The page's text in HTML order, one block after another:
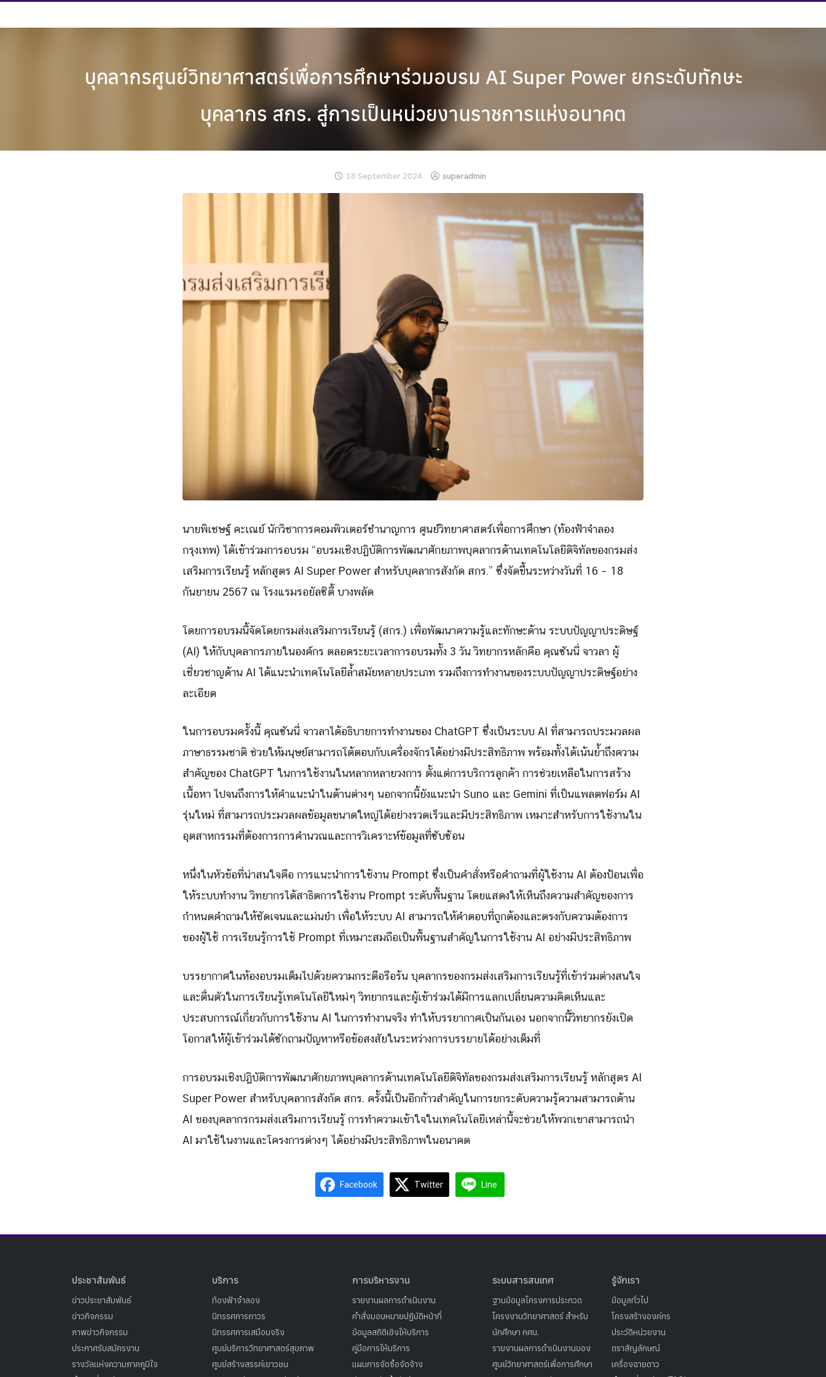
to
Search
for:
Search
บุคลากรศูนย์วิทยาศาสตร์เพื่อการศึกษาร่วมอบรม AI Super Power ยกระดับทักษะ
บุคลากร สกร. สู่การเป็นหน่วยงานราชการแห่งอนาคต
18 September 2024 superadmin
นายพิเชษฐ์ คะเณย์ นักวิชาการคอมพิวเตอร์ชำนาญการ ศูนย์วิทยาศาสตร์เพื่อการศึกษา (ท้องฟ้าจำลอง
กรุงเทพ) ได้เข้าร่วมการอบรม “อบรมเชิงปฏิบัติการพัฒนาศักยภาพบุคลากรด้านเทคโนโลยีดิจิทัลของกรมส่ง
เสริมการเรียนรู้ หลักสูตร AI Super Power สำหรับบุคลากรสังกัด สกร.” ซึ่งจัดขึ้นระหว่างวันที่ 16 – 18
กันยายน 2567 ณ โรงแรมรอยัลซิตี้ บางพลัด
โดยการอบรมนี้จัดโดยกรมส่งเสริมการเรียนรู้ (สกร.) เพื่อพัฒนาความรู้และทักษะด้าน ระบบปัญญาประดิษฐ์
(AI) ให้กับบุคลากรภายในองค์กร ตลอดระยะเวลาการอบรมทั้ง 3 วัน วิทยากรหลักคือ คุณซันนี่ จาวลา ผู้
เชี่ยวชาญด้าน AI ได้แนะนำเทคโนโลยีล้ำสมัยหลายประเภท รวมถึงการทำงานของระบบปัญญาประดิษฐ์อย่าง
ละเอียด
ในการอบรมครั้งนี้ คุณซันนี่ จาวลาได้อธิบายการทำงานของ ChatGPT ซึ่งเป็นระบบ AI ที่สามารถประมวลผล
ภาษาธรรมชาติ ช่วยให้มนุษย์สามารถโต้ตอบกับเครื่องจักรได้อย่างมีประสิทธิภาพ พร้อมทั้งได้เน้นย้ำถึงความ
สำคัญของ ChatGPT ในการใช้งานในหลากหลายวงการ ตั้งแต่การบริการลูกค้า การช่วยเหลือในการสร้าง
เนื้อหา ไปจนถึงการให้คำแนะนำในด้านต่างๆ นอกจากนี้ยังแนะนำ Suno และ Gemini ที่เป็นแพลตฟอร์ม AI
รุ่นใหม่ ที่สามารถประมวลผลข้อมูลขนาดใหญ่ได้อย่างรวดเร็วและมีประสิทธิภาพ เหมาะสำหรับการใช้งานใน
อุตสาหกรรมที่ต้องการการคำนวณและการวิเคราะห์ข้อมูลที่ซับซ้อน
หนึ่งในหัวข้อที่น่าสนใจคือ การแนะนำการใช้งาน Prompt ซึ่งเป็นคำสั่งหรือคำถามที่ผู้ใช้งาน AI ต้องป้อนเพื่อ
ให้ระบบทำงาน วิทยากรได้สาธิตการใช้งาน Prompt ระดับพื้นฐาน โดยแสดงให้เห็นถึงความสำคัญของการ
กำหนดคำถามให้ชัดเจนและแม่นยำ เพื่อให้ระบบ AI สามารถให้คำตอบที่ถูกต้องและตรงกับความต้องการ
ของผู้ใช้ การเรียนรู้การใช้ Prompt ที่เหมาะสมถือเป็นพื้นฐานสำคัญในการใช้งาน AI อย่างมีประสิทธิภาพ
บรรยากาศในห้องอบรมเต็มไปด้วยความกระตือรือร้น บุคลากรของกรมส่งเสริมการเรียนรู้ที่เข้าร่วมต่างสนใจ
และตื่นตัวในการเรียนรู้เทคโนโลยีใหม่ๆ วิทยากรและผู้เข้าร่วมได้มีการแลกเปลี่ยนความคิดเห็นและ
ประสบการณ์เกี่ยวกับการใช้งาน AI ในการทำงานจริง ทำให้บรรยากาศเป็นกันเอง นอกจากนี้วิทยากรยังเปิด
โอกาสให้ผู้เข้าร่วมได้ซักถามปัญหาหรือข้อสงสัยในระหว่างการบรรยายได้อย่างเต็มที่
การอบรมเชิงปฏิบัติการพัฒนาศักยภาพบุคลากรด้านเทคโนโลยีดิจิทัลของกรมส่งเสริมการเรียนรู้ หลักสูตร AI
Super Power สำหรับบุคลากรสังกัด สกร. ครั้งนี้เป็นอีกก้าวสำคัญในการยกระดับความรู้ความสามารถด้าน
AI ของบุคลากรกรมส่งเสริมการเรียนรู้ การทำความเข้าใจในเทคโนโลยีเหล่านี้จะช่วยให้พวกเขาสามารถนำ
AI มาใช้ในงานและโครงการต่างๆ ได้อย่างมีประสิทธิภาพในอนาคต
Facebook Twitter Line
ประชาสัมพันธ์
ข่าวประชาสัมพันธ์
ข่าวกิจกรรม
ภาพข่าวกิจกรรม
ประกาศรับสมัครงาน
รางวัลแห่งความภาคภูมิใจ
บริการ
ท้องฟ้าจำลอง
นิทรรศการถาวร
นิทรรศการเสมือนจริง
ศูนย์บริการวิทยาศาสตร์สุขภาพ
ศูนย์สร้างสรรค์เยาวชน
การบริหารงาน
รายงานผลการดำเนินงาน
คำสั่งมอบหมายปฏิบัติหน้าที่
ข้อมูลสถิติเชิงให้บริการ
คู่มือการให้บริการ
แผนการจัดซื้อจัดจ้าง
ระบบสารสนเทศ
ฐานข้อมูลโครงการประกวด
โครงงานวิทยาศาสตร์ สำหรับ
นักศึกษา กศน.
รายงานผลการดำเนินงานของ
ศูนย์วิทยาศาสตร์เพื่อการศึกษา
รู้จักเรา
ข้อมูลทั่วไป
โครงสร้างองค์กร
ประวัติหน่วยงาน
ตราสัญลักษณ์
เครื่องฉายดาว